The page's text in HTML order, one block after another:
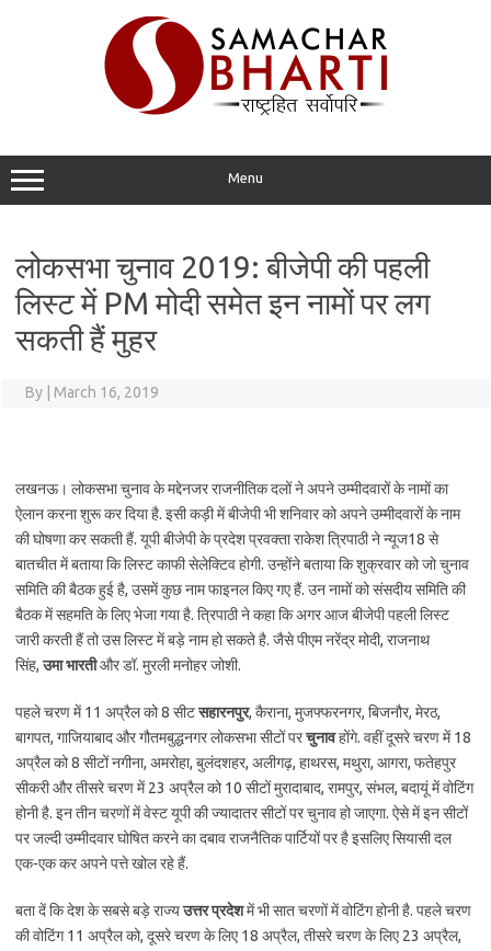
Menu
लोकसभा चुनाव 2019: बीजेपी की पहली
लिस्ट में PM मोदी समेत इन नामों पर लग
सकती हैं मुहर
By March 16, 2019
लखनऊ। लोकसभा चुनाव के मद्देनजर राजनीतिक दलों ने अपने उम्मीदवारों के नामों का
ऐलान करना शुरू कर दिया है. इसी कड़ी में बीजेपी भी शनिवार को अपने उम्मीदवारों के नाम
की घोषणा कर सकती हैं. यूपी बीजेपी के प्रदेश प्रवक्ता राकेश त्रिपाठी ने न्यूज18 से
बातचीत में बताया कि लिस्ट काफी सेलेक्टिव होगी. उन्होंने बताया कि शुक्रवार को जो चुनाव
समिति की बैठक हुई है, उसमें कुछ नाम फाइनल किए गए हैं. उन नामों को संसदीय समिति की
बैठक में सहमति के लिए भेजा गया है. त्रिपाठी ने कहा कि अगर आज बीजेपी पहली लिस्ट
जारी करती हैं तो उस लिस्ट में बड़े नाम हो सकते है. जैसे पीएम नरेंद्र मोदी, राजनाथ
सिंह,उमा भारतीऔर डॉ. मुरली मनोहर जोशी.
पहले चरण में 11 अप्रैल को 8 सीटसहारनपुर, कैराना, मुजफ्फरनगर, बिजनौर, मेरठ,
बागपत, गाजियाबाद और गौतमबुद्धनगर लोकसभा सीटों परचुनावहोंगे. वहीं दूसरे चरण में 18
अप्रैल को 8 सीटों नगीना, अमरोहा, बुलंदशहर, अलीगढ़, हाथरस, मथुरा, आगरा, फतेहपुर
सीकरी और तीसरे चरण में 23 अप्रैल को 10 सीटों मुरादाबाद, रामपुर, संभल, बदायूं में वोटिंग
होनी है. इन तीन चरणों में वेस्ट यूपी की ज्यादातर सीटों पर चुनाव हो जाएगा. ऐसे में इन सीटों
पर जल्दी उम्मीदवार घोषित करने का दबाव राजनैतिक पार्टियों पर है इसलिए सियासी दल
एक-एक कर अपने पत्ते खोल रहे हैं.
बता दें कि देश के सबसे बड़े राज्यउत्तर प्रदेशमें भी सात चरणों में वोटिंग होनी है. पहले चरण
की वोटिंग 11 अप्रैल को, दूसरे चरण के लिए 18 अप्रैल, तीसरे चरण के लिए 23 अप्रैल,